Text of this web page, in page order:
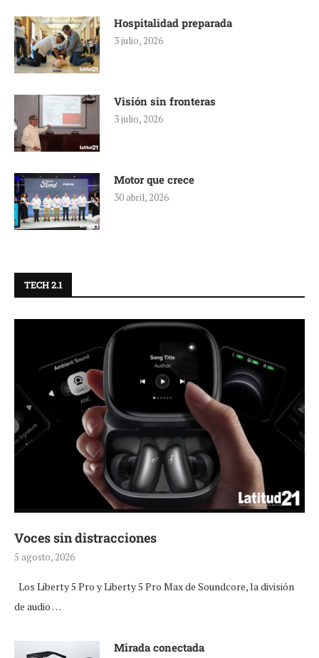
Hospitalidad preparada
3 julio, 2026
Visión sin fronteras
3 julio, 2026
Motor que crece
30 abril, 2026
TECH 2.1
Voces sin distracciones
5 agosto, 2026
Los Liberty 5 Pro y Liberty 5 Pro Max de Soundcore, la división
de audio …
Mirada conectada